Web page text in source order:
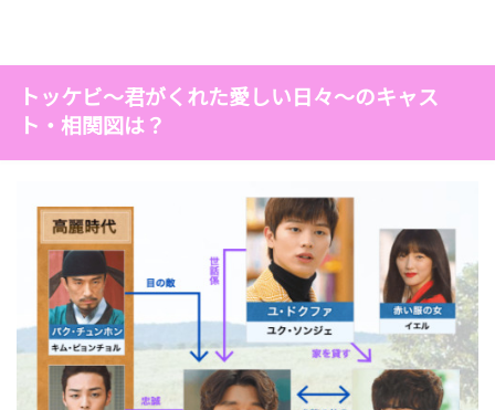
サニーは最後死神に会い、知らない人のふりをし顔
だけ見る。便りは出さないとウンタクのドラマ内で
まう！死神と号泣するトッケビに見送られて現世を
去るが、自分が戻ってくるまで生きて待っててと伝
えたウンタクだが…
トッケビ～君がくれた愛しい日々～のキャス
ト・相関図は？